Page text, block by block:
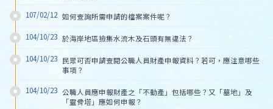
107/02/12 如何查詢所需申請的檔案案件呢？
104/10/23 於海岸地區撿集水流木及石頭有無違法？
104/10/23 民眾可否申請查閱公職人員財產申報資料？若可，應注意哪些
事項？
104/10/23 公職人員應申報財產之「不動產」包括哪些？又「墓地」及
「靈骨塔」應如何申報？